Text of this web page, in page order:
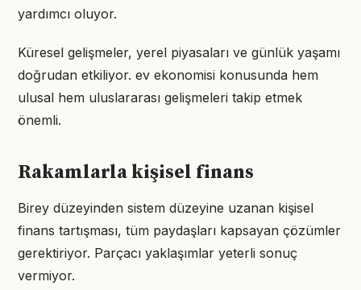
yardımcı oluyor.
Küresel gelişmeler, yerel piyasaları ve günlük yaşamı
doğrudan etkiliyor. ev ekonomisi konusunda hem
ulusal hem uluslararası gelişmeleri takip etmek
önemli.
Rakamlarla kişisel finans
Birey düzeyinden sistem düzeyine uzanan kişisel
finans tartışması, tüm paydaşları kapsayan çözümler
gerektiriyor. Parçacı yaklaşımlar yeterli sonuç
vermiyor.